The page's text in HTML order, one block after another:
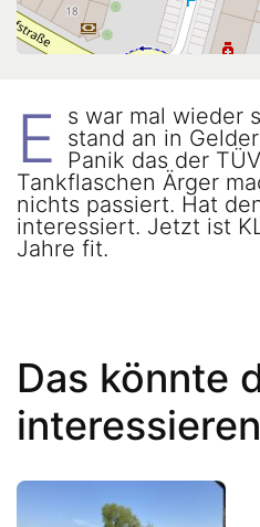
E
s war mal wieder
stand an in
Panik das der
Tankflaschen Ärger
nichts passiert. Hat
interessiert. Jetzt ist
Jahre fit.
Das könnte